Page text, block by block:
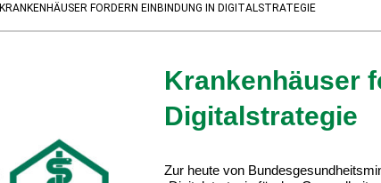
KRANKENHÄUSER FORDERN EINBINDUNG IN DIGITALSTRATEGIE
Krankenhäuser
Digitalstrategie
Zur heute von